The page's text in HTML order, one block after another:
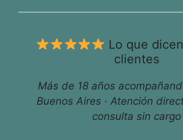
Lo que
clientes
Más de 18 años
Buenos Aires · Atención
consulta sin cargo